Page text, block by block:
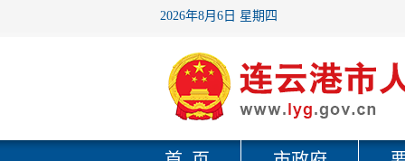
2026年8月6日 星期四